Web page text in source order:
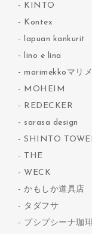
KINTO
Kontex
lapuan kankurit
lino e lina
marimekkoマリ
MOHEIM
REDECKER
sarasa design
SHINTO
THE
WECK
かもしか道具店
タダフサ
プシプシーナ珈